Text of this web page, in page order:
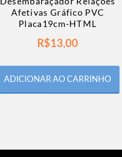
Afetivas Gráfico PVC
Placa19cm-HTML
R$13,00
ADICIONAR AO CARRINHO